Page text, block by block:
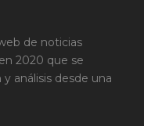
de noticias
2020 que se
análisis desde una